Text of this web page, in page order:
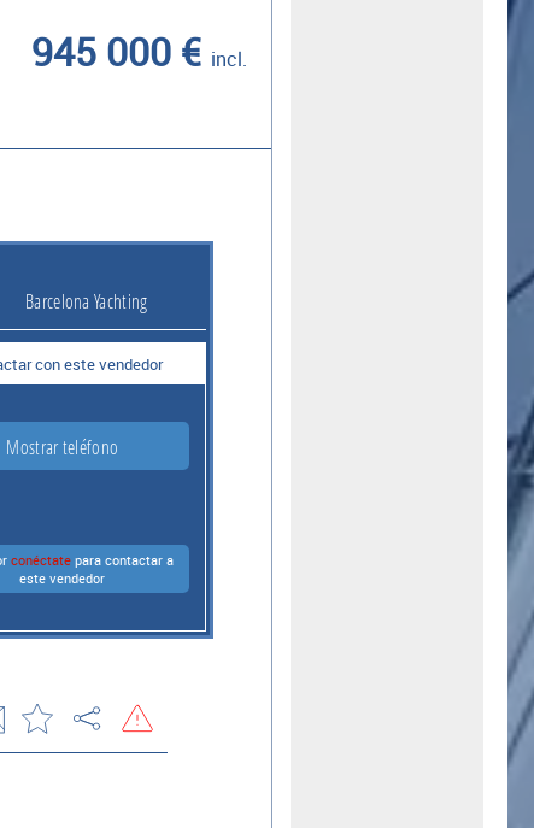
945 000 € incl.
Barcelona Yachting
con este vendedor
Mostrar teléfono
conéctatepara contactar a
este vendedor